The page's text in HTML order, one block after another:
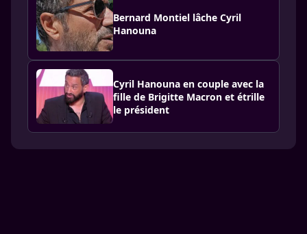
Bernard Montiel lâche Cyril
Hanouna
Cyril Hanouna en couple avec la
fille de Brigitte Macron et étrille
le président